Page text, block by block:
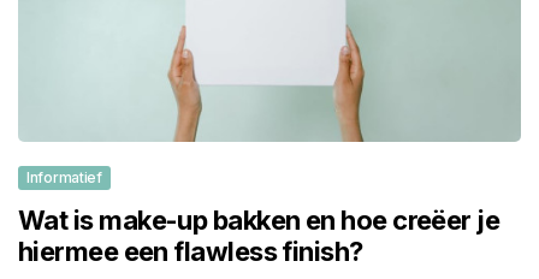
Informatief
Wat is make-up bakken en hoe creëer je
hiermee een flawless finish?